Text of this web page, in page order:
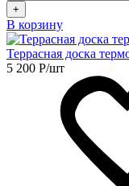
+
В корзину
Террасная доска
5 200 Р/шт